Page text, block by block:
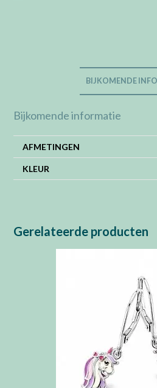
BIJKOMENDE
Bijkomende informatie
AFMETINGEN
KLEUR
Gerelateerde producten